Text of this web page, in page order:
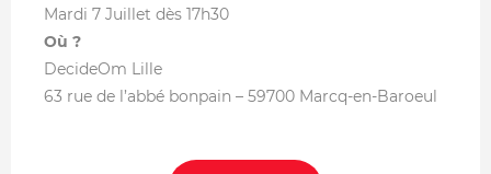
Mardi 7 Juillet dès 17h30
Où ?
DecideOm Lille
63 rue de l’abbé bonpain – 59700 Marcq-en-Baroeul